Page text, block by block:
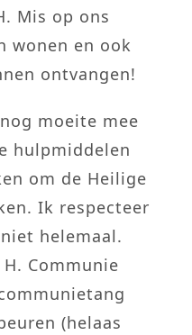
Mis op ons
wonen en ook
ontvangen!
moeite mee
hulpmiddelen
om de Heilige
Ik respecteer
helemaal.
Communie
(helaas